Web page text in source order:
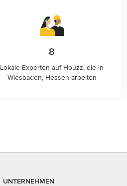
8
Lokale Experten auf Houzz, die in
Wiesbaden, Hessen arbeiten
UNTERNEHMEN